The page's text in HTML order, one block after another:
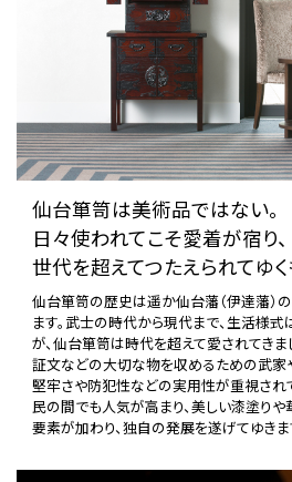
仙台箪笥は美術品ではない。
日々使われてこそ愛着が宿り、
世代を超えてつたえられてゆく
仙台箪笥の歴史は遥か仙台藩（伊達藩）
ます。武士の時代から現代まで、生活様式
が、仙台箪笥は時代を超えて愛されてきま
証文などの大切な物を収めるための武家
堅牢さや防犯性などの実用性が重視され
民の間でも人気が高まり、美しい漆塗り
要素が加わり、独自の発展を遂げてゆきま